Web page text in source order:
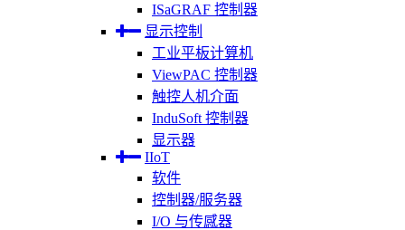
ISaGRAF 控制器
显示控制
工业平板计算机
ViewPAC 控制器
触控人机介面
InduSoft 控制器
显示器
IIoT
软件
控制器/服务器
I/O 与传感器